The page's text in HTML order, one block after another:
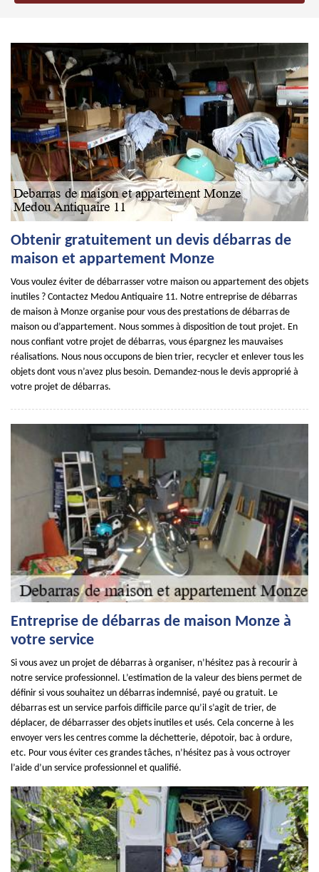
Obtenir gratuitement un devis débarras de
maison et appartement Monze
Vous voulez éviter de débarrasser votre maison ou appartement des objets
inutiles ? Contactez Medou Antiquaire 11. Notre entreprise de débarras
de maison à Monze organise pour vous des prestations de débarras de
maison ou d’appartement. Nous sommes à disposition de tout projet. En
nous confiant votre projet de débarras, vous épargnez les mauvaises
réalisations. Nous nous occupons de bien trier, recycler et enlever tous les
objets dont vous n’avez plus besoin. Demandez-nous le devis approprié à
votre projet de débarras.
Entreprise de débarras de maison Monze à
votre service
Si vous avez un projet de débarras à organiser, n’hésitez pas à recourir à
notre service professionnel. L’estimation de la valeur des biens permet de
définir si vous souhaitez un débarras indemnisé, payé ou gratuit. Le
débarras est un service parfois difficile parce qu’il s’agit de trier, de
déplacer, de débarrasser des objets inutiles et usés. Cela concerne à les
envoyer vers les centres comme la déchetterie, dépotoir, bac à ordure,
etc. Pour vous éviter ces grandes tâches, n’hésitez pas à vous octroyer
l’aide d’un service professionnel et qualifié.